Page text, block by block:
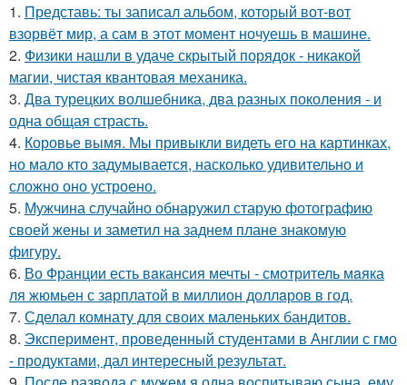
1. Представь: ты записал альбом, который вот-вот
взорвёт мир, а сам в этот момент ночуешь в машине.
2. Физики нашли в удаче скрытый порядок - никакой
магии, чистая квантовая механика.
3. Два турецких волшебника, два разных поколения - и
одна общая страсть.
4. Коровье вымя. Мы привыкли видеть его на картинках,
но мало кто задумывается, насколько удивительно и
сложно оно устроено.
5. Мужчина случайно обнаружил старую фотографию
своей жены и заметил на заднем плане знакомую
фигуру.
6. Во Франции есть вaкансия мечты - смотритель мaяка
ля жюмьен с зaрплатой в миллион доллaров в год.
7. Сделал комнату для своих маленьких бандитов.
8. Эксперимент, проведенный студентами в Англии с гмо
- продуктами, дал интересный результат.